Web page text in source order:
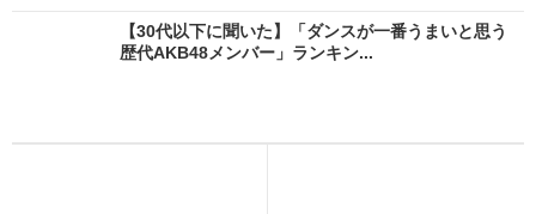
【30代以下に聞いた】「ダンスが一番うまいと思う
歴代AKB48メンバー」ランキン...